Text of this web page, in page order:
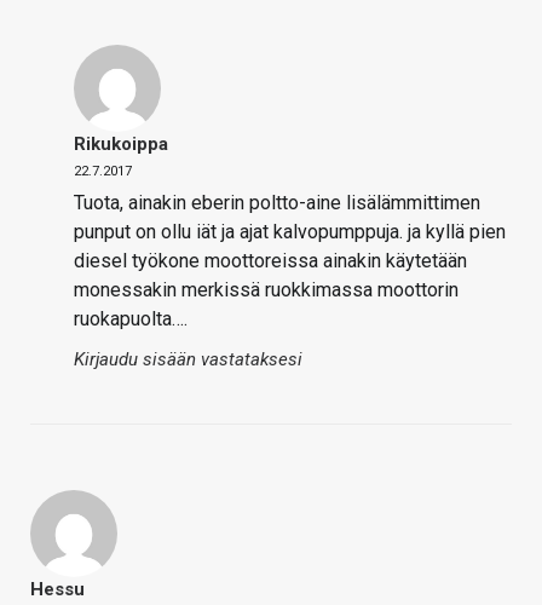
Rikukoippa
22.7.2017
Tuota, ainakin eberin poltto-aine lisälämmittimen
punput on ollu iät ja ajat kalvopumppuja. ja kyllä pien
diesel työkone moottoreissa ainakin käytetään
monessakin merkissä ruokkimassa moottorin
ruokapuolta….
Kirjaudu sisään vastataksesi
Hessu